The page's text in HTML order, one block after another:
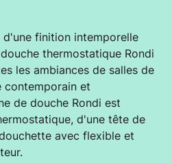
finition intemporelle
thermostatique Rondi
les ambiances de salles de
contemporain et
de douche Rondi est
d'une tête de
avec flexible et